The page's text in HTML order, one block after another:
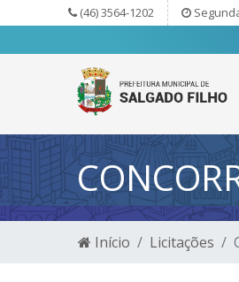
(46) 3564-1202
Início Licitações